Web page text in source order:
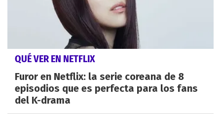
QUÉ VER EN NETFLIX
Furor en Netflix: la serie coreana de 8
episodios que es perfecta para los fans
del K-drama